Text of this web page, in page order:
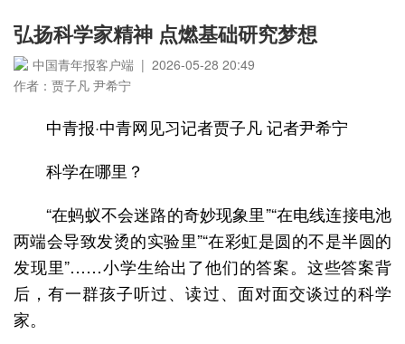
弘扬科学家精神 点燃基础研究梦想
中国青年报客户端 | 2026-05-28 20:49
作者：贾子凡 尹希宁
中青报·中青网见习记者贾子凡 记者尹希宁
科学在哪里？
“在蚂蚁不会迷路的奇妙现象里”“在电线连接电池
两端会导致发烫的实验里”“在彩虹是圆的不是半圆的
发现里”……小学生给出了他们的答案。这些答案背
后，有一群孩子听过、读过、面对面交谈过的科学
家。